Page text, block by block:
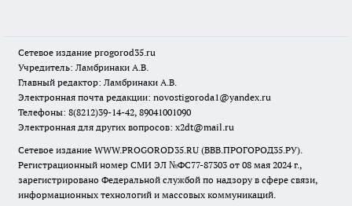
Сетевое издание progorod35.ru
Учредитель: Ламбринаки А.В.
Главный редактор: Ламбринаки А.В.
Электронная почта редакции: novostigoroda1@yandex.ru
Телефоны: 8(8212)39-14-42, 89041001090
Электронная для других вопросов: x2dt@mail.ru
Сетевое издание WWW.PROGOROD35.RU (ВВВ.ПРОГОРОД35.РУ).
Регистрационный номер СМИ ЭЛ №ФС77-87303 от 08 мая 2024 г.,
зарегистрировано Федеральной службой по надзору в сфере связи,
информационных технологий и массовых коммуникаций.